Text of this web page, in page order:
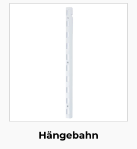
Hängebahn